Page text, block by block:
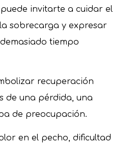
puede invitarte a cuidar el
sobrecarga y expresar
tiempo
recuperación
de una pérdida, una
de preocupación.
en el pecho, dificultad